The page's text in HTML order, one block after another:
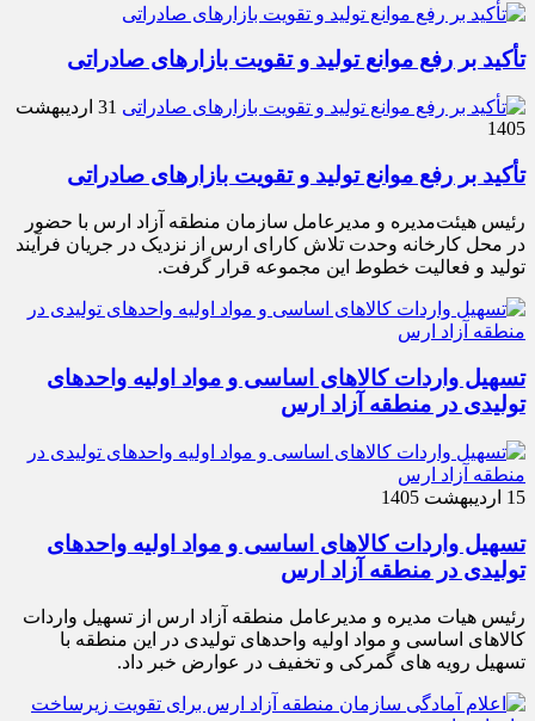
تأکید بر رفع موانع تولید و تقویت بازارهای صادراتی
31 اردیبهشت
1405
تأکید بر رفع موانع تولید و تقویت بازارهای صادراتی
رئیس هیئت‌مدیره و مدیرعامل سازمان منطقه آزاد ارس با حضور
در محل کارخانه وحدت تلاش کارای ارس از نزدیک در جریان فرآیند
تولید و فعالیت خطوط این مجموعه قرار گرفت.
تسهیل واردات کالاهای اساسی و مواد اولیه واحدهای
تولیدی در منطقه آزاد ارس
15 اردیبهشت 1405
تسهیل واردات کالاهای اساسی و مواد اولیه واحدهای
تولیدی در منطقه آزاد ارس
رئیس هیات مدیره و مدیرعامل منطقه آزاد ارس از تسهیل واردات
کالاهای اساسی و مواد اولیه واحدهای تولیدی در این منطقه با
تسهیل رویه های گمرکی و تخفیف در عوارض خبر داد.